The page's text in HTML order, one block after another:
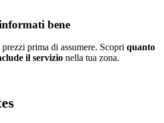
bene
prima di assumere. Scopri quanto
il servizio nella tua zona.